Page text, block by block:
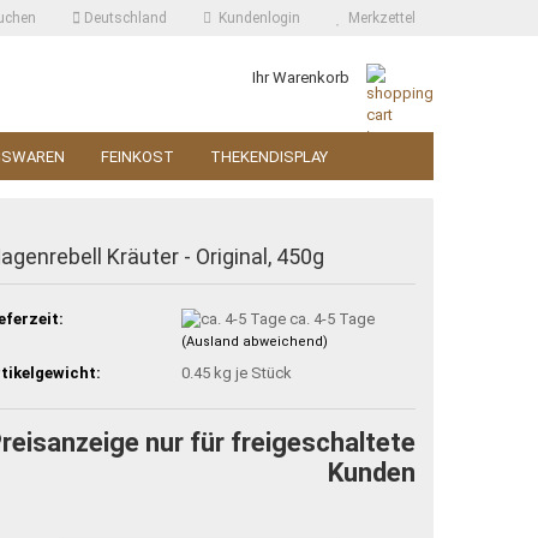
Deutschland Kundenlogin Merkzettel
Ihr Warenkorb
FEINKOST THEKENDISPLAY
Kräuter - Original, 450g
ca. 4-5 Tage
(Ausland abweichend)
0.45 kg je Stück
nur für freigeschaltete
Kunden